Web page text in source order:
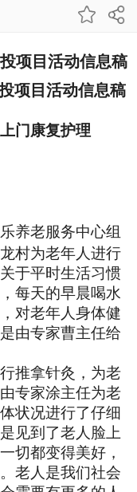
项目活动信息稿
项目活动信息稿
门康复护理
养老服务中心组
村为老年人进行
于平时生活习惯
每天的早晨喝水
对老年人身体健
由专家曹主任给
推拿针灸，为老
专家涂主任为老
状况进行了仔细
见到了老人脸上
切都变得美好，
老人是我们社会